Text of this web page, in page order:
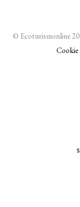
© Ecoturismonline
Cookie